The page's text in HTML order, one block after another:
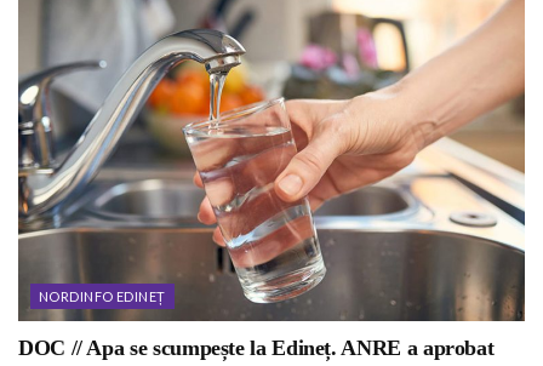
NORDINFO EDINEȚ
DOC // Apa se scumpește la Edineț. ANRE a aprobat